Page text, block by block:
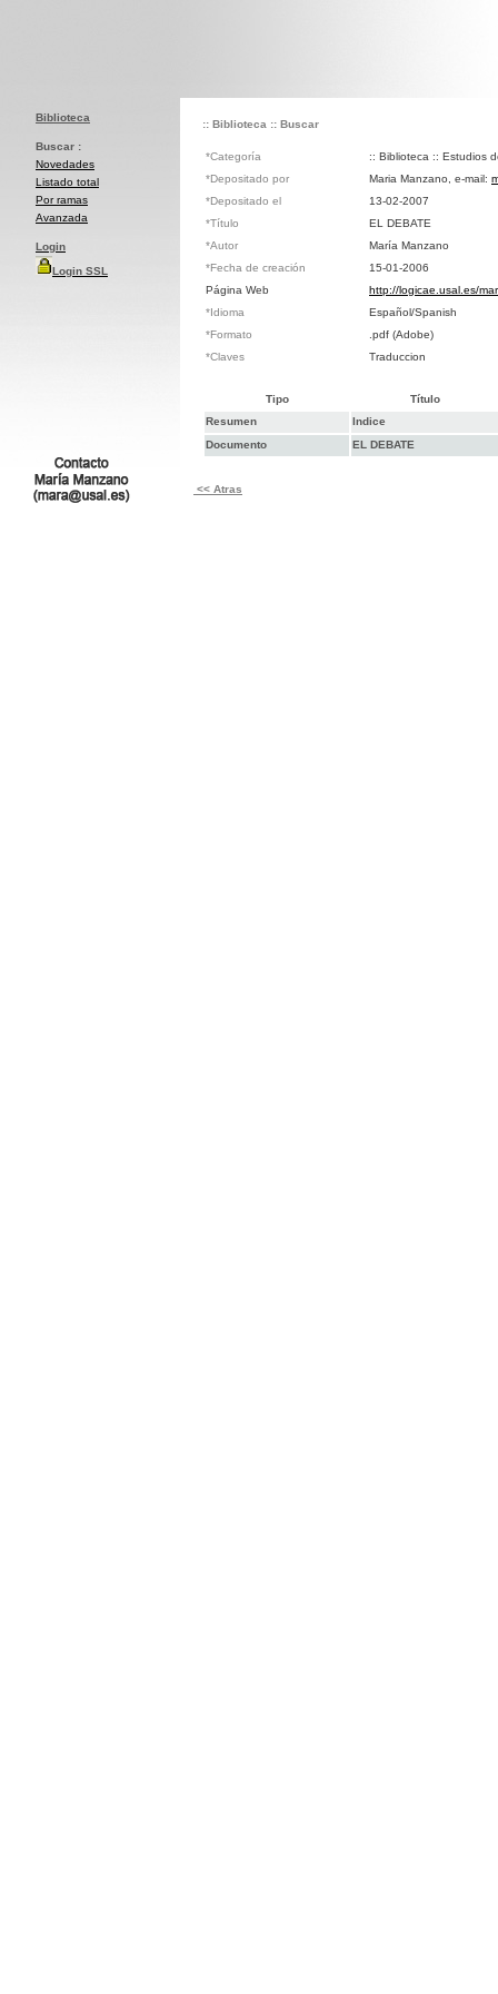
Biblioteca
Buscar :
Novedades
Listado total
Por ramas
Avanzada
Login
Login SSL
:: Biblioteca :: Buscar
*Categoría
:: Biblioteca :: Estudios
*Depositado por
Maria Manzano, e-mail:
*Depositado el
13-02-2007
*Título
EL DEBATE
*Autor
María Manzano
*Fecha de creación
15-01-2006
Página Web
http://logicae.usal.es/
*Idioma
Español/Spanish
*Formato
.pdf (Adobe)
*Claves
Traduccion
Tipo
Título
Resumen
Indice
Documento
EL DEBATE
<< Atras